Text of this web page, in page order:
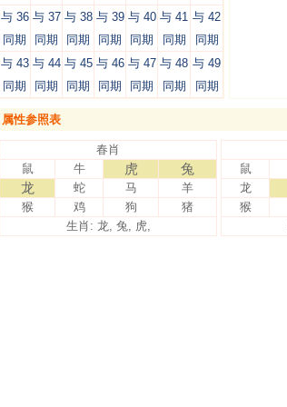
与 36
同期
与 37
同期
与 38
同期
与 39
同期
与 40
同期
与 41
同期
与 42
同期
与 43
同期
与 44
同期
与 45
同期
与 46
同期
与 47
同期
与 48
同期
与 49
同期
属性参照表
春肖
鼠
牛 虎
兔
龙
蛇 马
羊
猴
鸡 狗
猪
生肖: 龙, 兔, 虎,
鼠
龙
猴